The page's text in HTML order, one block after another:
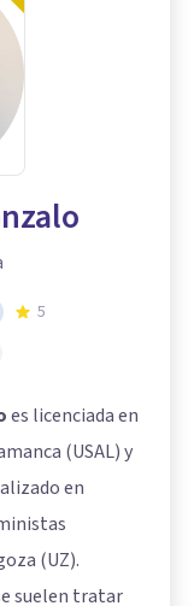
5
es licenciada en
(USAL) y
en
(UZ).
suelen tratar